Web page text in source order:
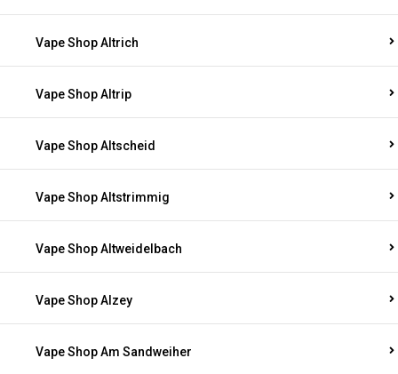
Vape Shop Altrich
Vape Shop Altrip
Vape Shop Altscheid
Vape Shop Altstrimmig
Vape Shop Altweidelbach
Vape Shop Alzey
Vape Shop Am Sandweiher